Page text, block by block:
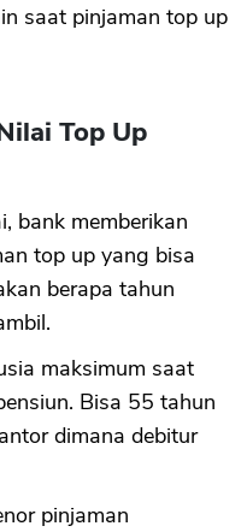
saat pinjaman top up
Top Up
bank memberikan
top up yang bisa
berapa tahun
maksimum saat
Bisa 55 tahun
dimana debitur
pinjaman